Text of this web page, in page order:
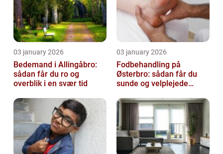
03 january 2026
Bedemand i Allingåbro:
sådan får du ro og
overblik i en svær tid
03 january 2026
Fodbehandling på
Østerbro: sådan får du
sunde og velplejede